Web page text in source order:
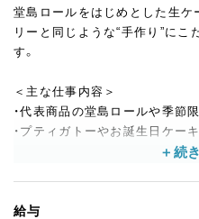
堂島ロールをはじめとした生ケ
リーと同じような“手作り”にこ
す。
＜主な仕事内容＞
・代表商品の堂島ロールや季節
・プティガトーやお誕生日ケー
給与